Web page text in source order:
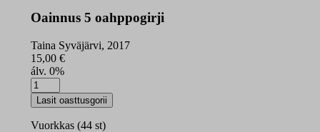
Oainnus 5 oahppogirji
Taina Syväjärvi, 2017
15,00 €
álv. 0%
Oainnus
5
oahppogirji
quantity
Lasit oasttusgorii
Vuorkkas (44 st)